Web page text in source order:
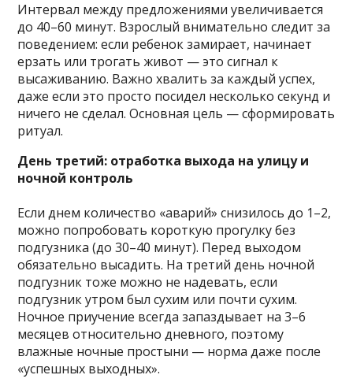
Интервал между предложениями увеличивается
до 40–60 минут. Взрослый внимательно следит за
поведением: если ребенок замирает, начинает
ерзать или трогать живот — это сигнал к
высаживанию. Важно хвалить за каждый успех,
даже если это просто посидел несколько секунд и
ничего не сделал. Основная цель — сформировать
ритуал.
День третий: отработка выхода на улицу и
ночной контроль
Если днем количество «аварий» снизилось до 1–2,
можно попробовать короткую прогулку без
подгузника (до 30–40 минут). Перед выходом
обязательно высадить. На третий день ночной
подгузник тоже можно не надевать, если
подгузник утром был сухим или почти сухим.
Ночное приучение всегда запаздывает на 3–6
месяцев относительно дневного, поэтому
влажные ночные простыни — норма даже после
«успешных выходных».